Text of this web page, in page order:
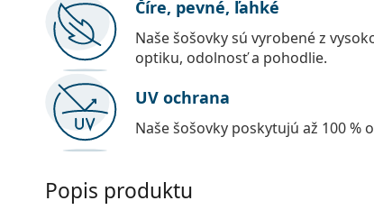
Číre, pevné, ľahké
Naše šošovky sú vyrobené z
optiku, odolnosť a pohodlie.
UV ochrana
Naše šošovky poskytujú až 100
Popis produktu